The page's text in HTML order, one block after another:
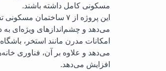
مسکونی کامل داشته باشند.
این پروژه از ۷
می‌دهد و چشم‌اندازهای ویژه‌ای به
می‌دهد و علاوه بر آن، فناوری
افزایش می‌دهد.